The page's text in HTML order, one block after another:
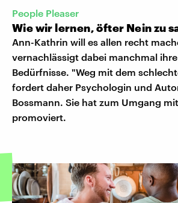
People Pleaser
Wie wir lernen, öfter Nein zu
Ann-Kathrin will es allen recht
vernachlässigt dabei manchmal
Bedürfnisse. "Weg mit dem
fordert daher Psychologin und
Bossmann. Sie hat zum Umgang
promoviert.